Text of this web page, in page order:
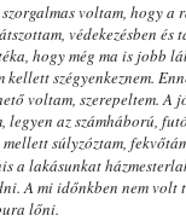
voltam, hogy
védekezésben és
hogy még ma is jobb
szégyenkeznem.
voltam, szerepeltem.
az számháború,
súlyzóztam,
a lakásunkat
A mi időnkben nem volt
lőni.